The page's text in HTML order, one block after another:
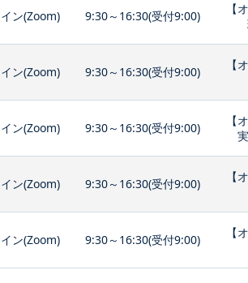
ン(Zoom) 9:30～16:30(受付9:00)
【
ン(Zoom) 9:30～16:30(受付9:00)
【
ン(Zoom) 9:30～16:30(受付9:00)
【
ン(Zoom) 9:30～16:30(受付9:00)
【
ン(Zoom) 9:30～16:30(受付9:00)
【